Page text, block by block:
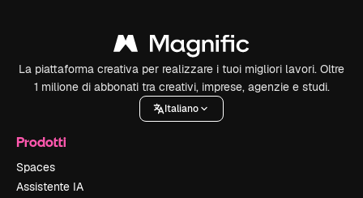
La piattaforma creativa per realizzare i tuoi migliori lavori. Oltre
1 milione di abbonati tra creativi, imprese, agenzie e studi.
Italiano
Prodotti
Spaces
Assistente IA